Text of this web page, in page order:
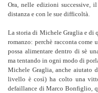
Ora, nelle edizioni successive,
distanza e con le sue difficoltà.
La storia di Michele Graglia e di
romanzo: perchè racconta come
possa alimentare dentro di sè
ma tentando in ogni modo di
Michele Graglia, anche aiutato
livello è così) ha colto una
defaillance di Marco Bonfiglio,